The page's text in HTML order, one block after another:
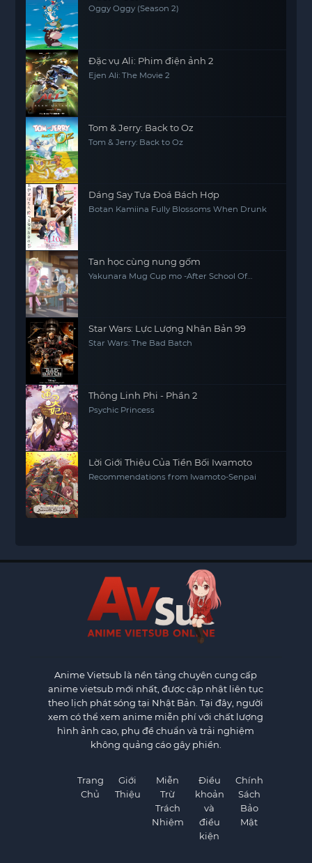
Oggy Oggy (Season 2)
Đặc vụ Ali: Phim điện ảnh 2
Ejen Ali: The Movie 2
Tom & Jerry: Back to Oz
Tom & Jerry: Back to Oz
Dáng Say Tựa Đoá Bách Hợp
Botan Kamiina Fully Blossoms When Drunk
Tan học cùng nung gốm
Yakunara Mug Cup mo -After School Of
Star Wars: Lực Lượng Nhân Bản 99
Star Wars: The Bad Batch
Thông Linh Phi - Phần 2
Psychic Princess
Lời Giới Thiệu Của Tiền Bối Iwamoto
Recommendations from Iwamoto-Senpai
Anime Vietsub là nền tảng chuyên cung cấp
anime vietsub mới nhất, được cập nhật liên tục
theo lịch phát sóng tại Nhật Bản. Tại đây, người
xem có thể xem anime miễn phí với chất lượng
hình ảnh cao, phụ đề chuẩn và trải nghiệm
không quảng cáo gây phiền.
Trang
Chủ
Giới
Thiệu
Miễn
Trừ
Trách
Nhiệm
Điều
khoản
và
điều
kiện
Chính
Sách
Bảo
Mật